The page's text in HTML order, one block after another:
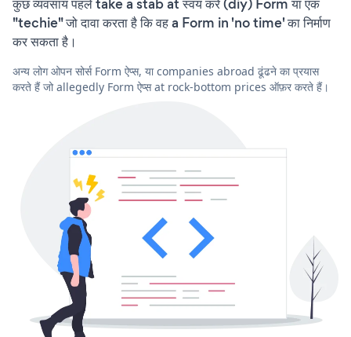
"techie" जो दावा करता है कि वह a Form in 'no time' का निर्माण
कर सकता है।
अन्य लोग ओपन सोर्स Form ऐप्स, या companies abroad ढूंढने का प्रयास
करते हैं जो allegedly Form ऐप्स at rock-bottom prices ऑफ़र करते हैं।